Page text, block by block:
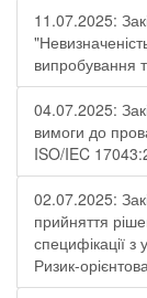
11.07.2025:
випробування
04.07.2025:
вимоги до
ISO/IEC
02.07.2025:
прийняття
специфікації
Ризик-